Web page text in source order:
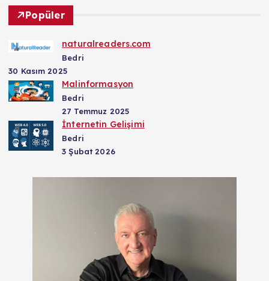
Popüler
naturalreaders.com
Bedri
30 Kasım 2025
Malinformasyon
Bedri
27 Temmuz 2025
İnternetin Gelişimi
Bedri
3 Şubat 2026